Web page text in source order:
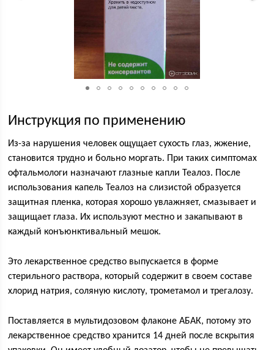
Инструкция по применению
Из-за нарушения человек ощущает сухость глаз, жжение,
становится трудно и больно моргать. При таких симптомах
офтальмологи назначают глазные капли Теалоз. После
использования капель Теалоз на слизистой образуется
защитная пленка, которая хорошо увлажняет, смазывает и
защищает глаза. Их используют местно и закапывают в
каждый конъюнктивальный мешок.
Это лекарственное средство выпускается в форме
стерильного раствора, который содержит в своем составе
хлорид натрия, соляную кислоту, трометамол и трегалозу.
Поставляется в мультидозовом флаконе АБАК, потому это
лекарственное средство хранится 14 дней после вскрытия